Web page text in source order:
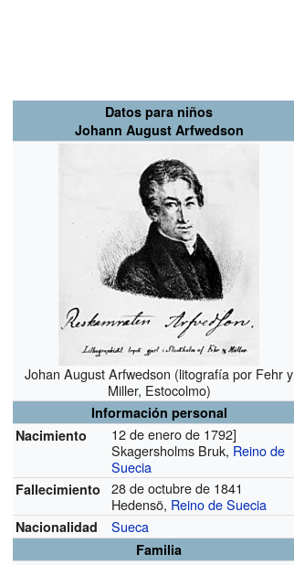
Datos para niños
Johann August Arfwedson
Johan August Arfwedson (litografía por Fehr y
Miller, Estocolmo)
Información personal
Nacimiento
12 de enero de 1792]
Skagersholms Bruk, Reino de
Suecia
Fallecimiento
28 de octubre de 1841
Hedensö, Reino de Suecia
Nacionalidad Sueca
Familia